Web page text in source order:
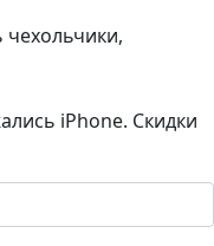
чехольчики,
iPhone. Скидки